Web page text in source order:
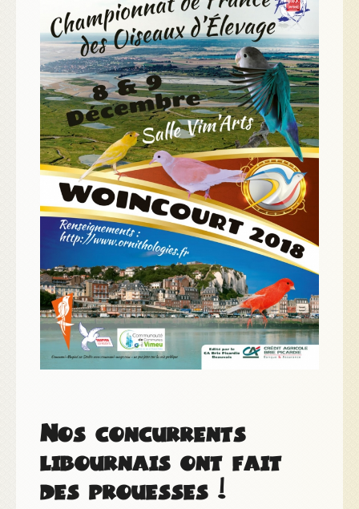
Nos concurrents
libournais ont fait
des prouesses !